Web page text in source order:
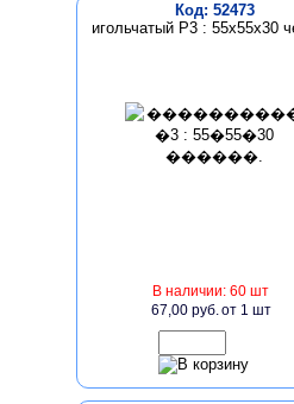
Код: 52473
игольчатый Р3 : 55х55х30
В наличии: 60 шт
67,00 руб.от 1 шт